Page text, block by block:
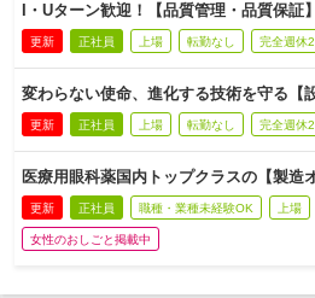
I・Uターン歓迎！【品質管理・品質保
更新 正社員 上場 転勤なし 完全週休
変わらない使命、進化する技術を守る【
更新 正社員 上場 転勤なし 完全週休
医療用眼科薬国内トップクラスの【製
更新 正社員 職種・業種未経験OK 上場
女性のおしごと掲載中